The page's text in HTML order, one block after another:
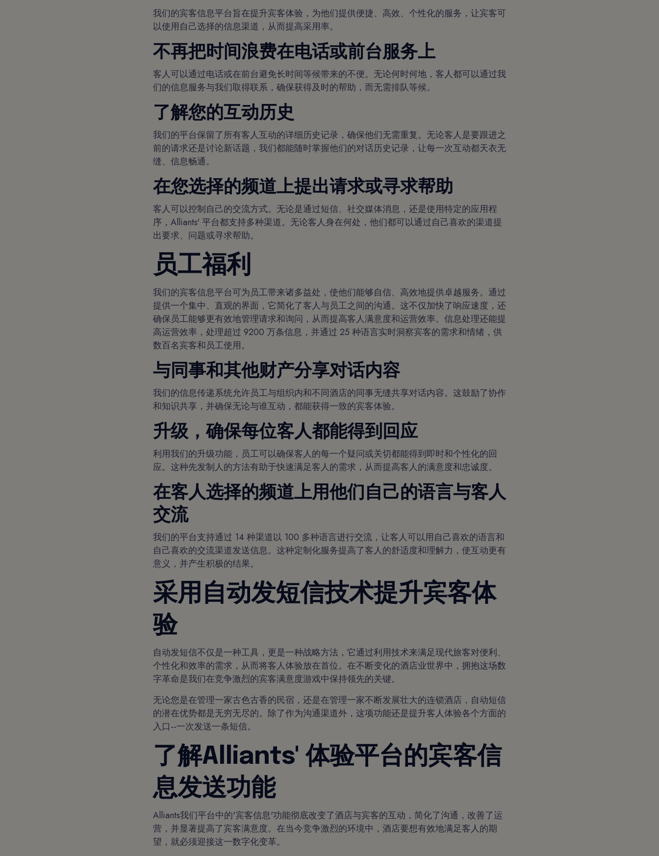
我们的宾客信息平台旨在提升宾客体验，为他们提供便捷、高效、个性化的服务，让宾客可
以使用自己选择的信息渠道，从而提高采用率。
不再把时间浪费在电话或前台服务上
客人可以通过电话或在前台避免长时间等候带来的不便。无论何时何地，客人都可以通过我
们的信息服务与我们取得联系，确保获得及时的帮助，而无需排队等候。
了解您的互动历史
我们的平台保留了所有客人互动的详细历史记录，确保他们无需重复。无论客人是要跟进之
前的请求还是讨论新话题，我们都能随时掌握他们的对话历史记录，让每一次互动都天衣无
缝、信息畅通。
在您选择的频道上提出请求或寻求帮助
客人可以控制自己的交流方式。无论是通过短信、社交媒体消息，还是使用特定的应用程
序，Alliants' 平台都支持多种渠道。无论客人身在何处，他们都可以通过自己喜欢的渠道提
出要求、问题或寻求帮助。
员工福利
我们的宾客信息平台可为员工带来诸多益处，使他们能够自信、高效地提供卓越服务。通过
提供一个集中、直观的界面，它简化了客人与员工之间的沟通。这不仅加快了响应速度，还
确保员工能够更有效地管理请求和询问，从而提高客人满意度和运营效率。信息处理还能提
高运营效率，处理超过 9200 万条信息，并通过 25 种语言实时洞察宾客的需求和情绪，供
数百名宾客和员工使用。
与同事和其他财产分享对话内容
我们的信息传递系统允许员工与组织内和不同酒店的同事无缝共享对话内容。这鼓励了协作
和知识共享，并确保无论与谁互动，都能获得一致的宾客体验。
升级，确保每位客人都能得到回应
利用我们的升级功能，员工可以确保客人的每一个疑问或关切都能得到即时和个性化的回
应。这种先发制人的方法有助于快速满足客人的需求，从而提高客人的满意度和忠诚度。
在客人选择的频道上用他们自己的语言与客人
交流
我们的平台支持通过 14 种渠道以 100 多种语言进行交流，让客人可以用自己喜欢的语言和
自己喜欢的交流渠道发送信息。这种定制化服务提高了客人的舒适度和理解力，使互动更有
意义，并产生积极的结果。
采用自动发短信技术提升宾客体
验
自动发短信不仅是一种工具，更是一种战略方法，它通过利用技术来满足现代旅客对便利、
个性化和效率的需求，从而将客人体验放在首位。在不断变化的酒店业世界中，拥抱这场数
字革命是我们在竞争激烈的宾客满意度游戏中保持领先的关键。
无论您是在管理一家古色古香的民宿，还是在管理一家不断发展壮大的连锁酒店，自动短信
的潜在优势都是无穷无尽的。除了作为沟通渠道外，这项功能还是提升客人体验各个方面的
入口--一次发送一条短信。
了解Alliants' 体验平台的宾客信
息发送功能
Alliants我们平台中的'宾客信息'功能彻底改变了酒店与宾客的互动，简化了沟通，改善了运
营，并显著提高了宾客满意度。在当今竞争激烈的环境中，酒店要想有效地满足客人的期
望，就必须迎接这一数字化变革。